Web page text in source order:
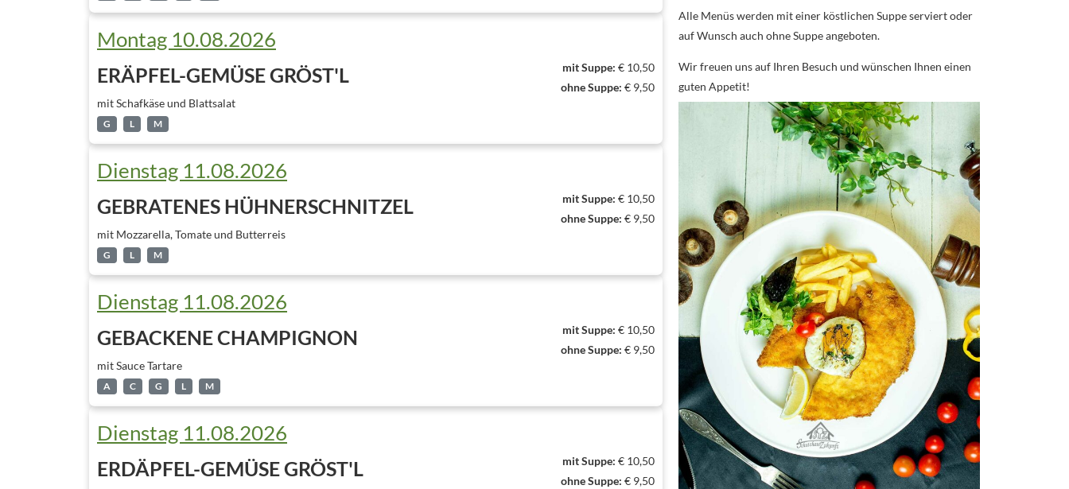
Montag 10.08.2026
ERÄPFEL-GEMÜSE GRÖST'L
mit Schafkäse und Blattsalat
G L M
mit Suppe: € 10,50
ohne Suppe: € 9,50
Dienstag 11.08.2026
GEBRATENES HÜHNERSCHNITZEL
mit Mozzarella, Tomate und Butterreis
G L M
mit Suppe: € 10,50
ohne Suppe: € 9,50
Dienstag 11.08.2026
GEBACKENE CHAMPIGNON
mit Sauce Tartare
A C G L M
mit Suppe: € 10,50
ohne Suppe: € 9,50
Dienstag 11.08.2026
ERDÄPFEL-GEMÜSE GRÖST'L mit Suppe: € 10,50
ohne Suppe: € 9,50
Alle Menüs werden mit einer köstlichen Suppe serviert oder
auf Wunsch auch ohne Suppe angeboten.
Wir freuen uns auf Ihren Besuch und wünschen Ihnen einen
guten Appetit!